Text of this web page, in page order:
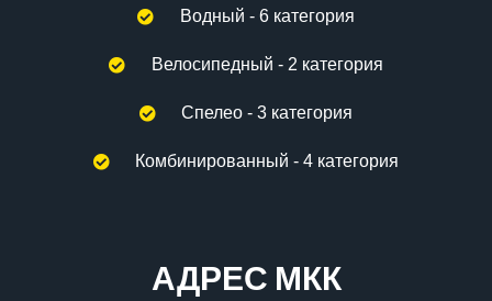
Водный - 6 категория
Велосипедный - 2 категория
Спелео - 3 категория
Комбинированный - 4 категория
АДРЕС МКК